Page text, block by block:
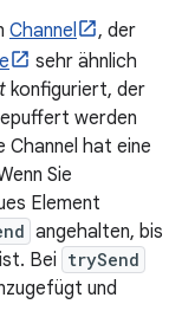
Channel
, der
sehr ähnlich
konfiguriert, der
werden
Channel hat eine
Sie
Element
angehalten, bis
Bei trySend
und